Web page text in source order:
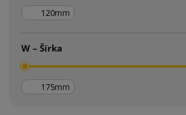
mm
W – Šírka
mm